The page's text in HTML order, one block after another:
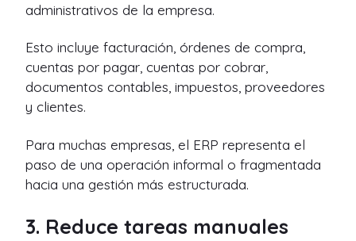
administrativos de la empresa.
Esto incluye facturación, órdenes de compra,
cuentas por pagar, cuentas por cobrar,
documentos contables, impuestos, proveedores
y clientes.
Para muchas empresas, el ERP representa el
paso de una operación informal o fragmentada
hacia una gestión más estructurada.
3. Reduce tareas manuales